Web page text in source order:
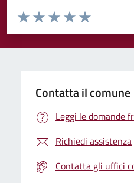
Valuta da 1 a 5 stelle la pagina
Valuta 5
Valuta 4 stelle su
Valuta 3 stelle su 5
Valuta 2 stelle su 5
Valuta 1 stelle su 5
Contatta il comune
Leggi le domande
Richiedi assistenza
Contatta gli uffici